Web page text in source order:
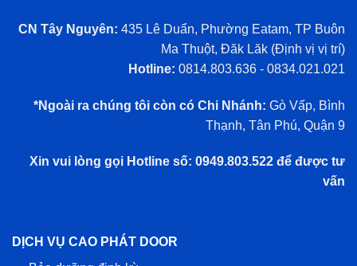
CN Tây Nguyên: 435 Lê Duẩn, Phường Eatam, TP Buôn
Ma Thuột, Đăk Lăk (Định vị vị trí)
Hotline: 0814.803.636 - 0834.021.021
*Ngoài ra chúng tôi còn có Chi Nhánh: Gò Vấp, Bình
Thạnh, Tân Phú, Quận 9
Xin vui lòng gọi Hotline số: 0949.803.522 để được tư
vấn
DỊCH VỤ CAO PHÁT DOOR